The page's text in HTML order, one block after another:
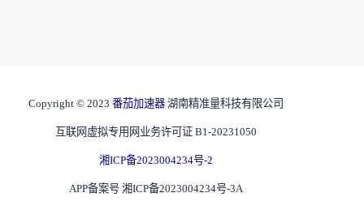
Copyright © 2023 番茄加速器 湖南精准量科技有限公司
互联网虚拟专用网业务许可证 B1-20231050
湘ICP备2023004234号-2
APP备案号 湘ICP备2023004234号-3A